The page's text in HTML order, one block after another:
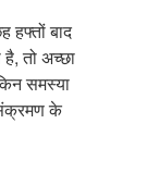
बाद
है, तो अच्छा
समस्या
के